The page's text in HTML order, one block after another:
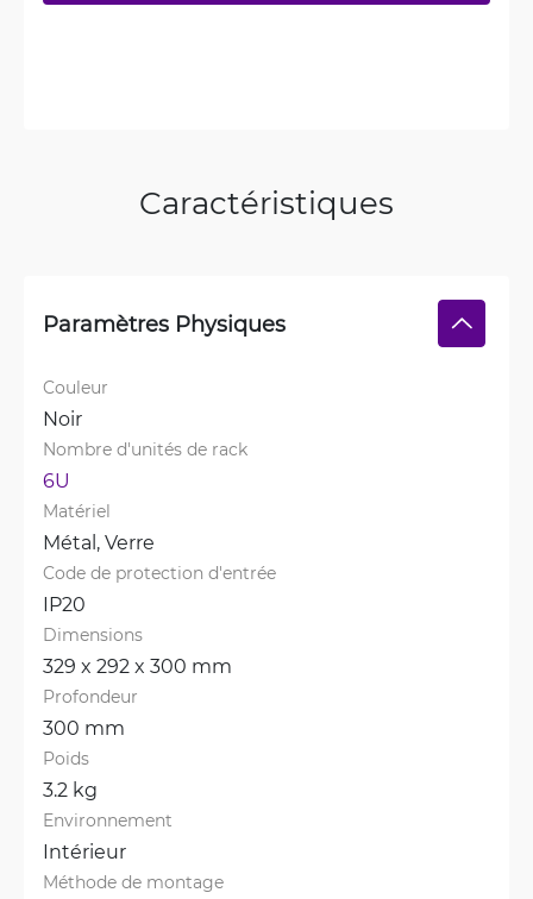
Caractéristiques
Paramètres Physiques
Couleur
Noir
Nombre d'unités de rack
6U
Matériel
Métal, Verre
Code de protection d'entrée
IP20
Dimensions
329 x 292 x 300 mm
Profondeur
300 mm
Poids
3.2 kg
Environnement
Intérieur
Méthode de montage